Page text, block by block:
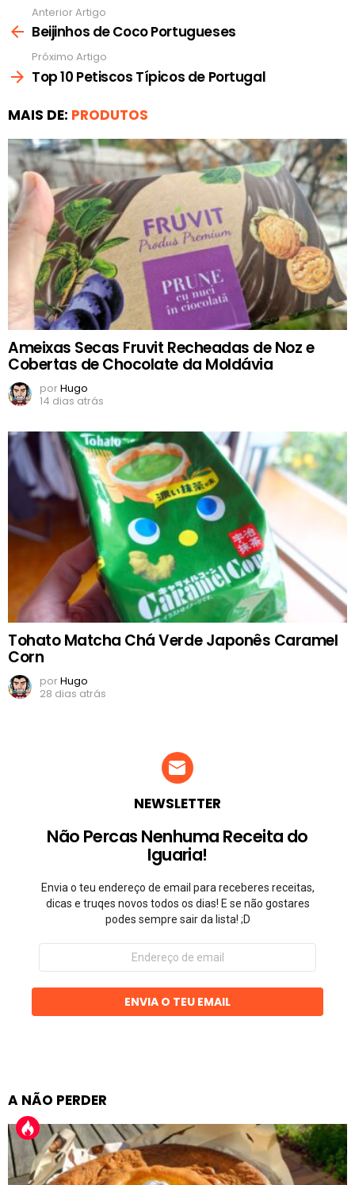
mais
Anterior Artigo
Beijinhos de Coco Portugueses
Próximo Artigo
Top 10 Petiscos Típicos de Portugal
MAIS DE: PRODUTOS
Ameixas Secas Fruvit Recheadas de Noz e
Cobertas de Chocolate da Moldávia
porHugo
14 dias atrás
Tohato Matcha Chá Verde Japonês Caramel
Corn
porHugo
28 dias atrás
NEWSLETTER
Não Percas Nenhuma Receita do
Iguaria!
Envia o teu endereço de email para receberes receitas,
dicas e truqes novos todos os dias! E se não gostares
podes sempre sair da lista! ;D
Endereço
email
ENVIA O TEU EMAIL
A NÃO PERDER